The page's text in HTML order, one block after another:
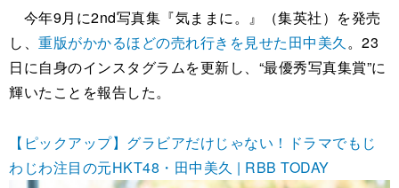
今年9月に2nd写真集『気ままに。』（集英社）を発売
し、 重版がかかるほどの売れ行きを見せた田中美久。23
日に自身のインスタグラムを更新し、“最優秀写真集賞”に
輝いたことを報告した。
【ピックアップ】グラビアだけじゃない！ドラマでもじ
わじわ注目の元HKT48・田中美久 | RBB TODAY